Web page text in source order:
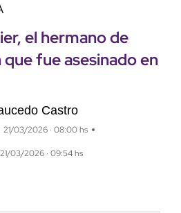
el hermano de
fue asesinado en
Castro
21/03/2026 · 08:00 hs
03/2026 · 09:54 hs